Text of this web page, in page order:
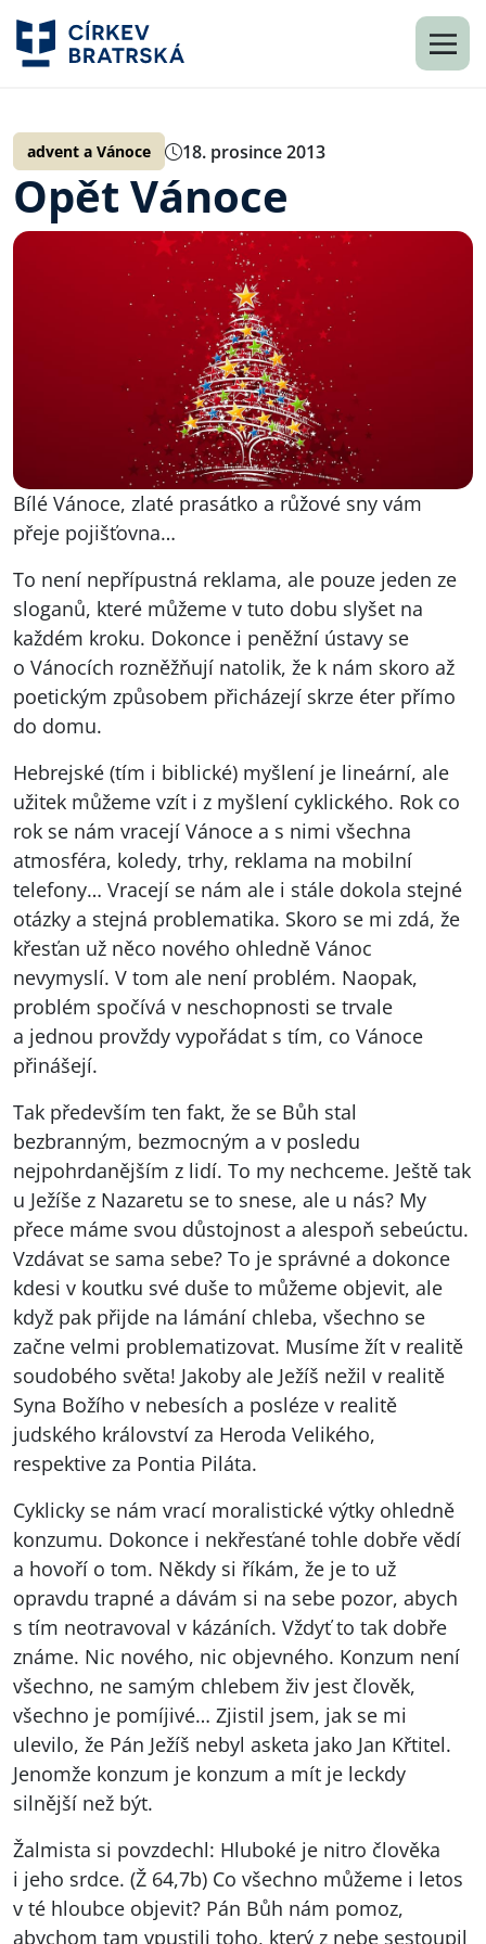
advent a Vánoce 18. prosince 2013
Opět Vánoce
Bílé Vánoce, zlaté prasátko a růžové sny vám
přeje pojišťovna…
To není nepřípustná reklama, ale pouze jeden ze
sloganů, které můžeme v tuto dobu slyšet na
každém kroku. Dokonce i peněžní ústavy se
o Vánocích rozněžňují natolik, že k nám skoro až
poetickým způsobem přicházejí skrze éter přímo
do domu.
Hebrejské (tím i biblické) myšlení je lineární, ale
užitek můžeme vzít i z myšlení cyklického. Rok co
rok se nám vracejí Vánoce a s nimi všechna
atmosféra, koledy, trhy, reklama na mobilní
telefony… Vracejí se nám ale i stále dokola stejné
otázky a stejná problematika. Skoro se mi zdá, že
křesťan už něco nového ohledně Vánoc
nevymyslí. V tom ale není problém. Naopak,
problém spočívá v neschopnosti se trvale
a jednou provždy vypořádat s tím, co Vánoce
přinášejí.
Tak především ten fakt, že se Bůh stal
bezbranným, bezmocným a v posledu
nejpohrdanějším z lidí. To my nechceme. Ještě tak
u Ježíše z Nazaretu se to snese, ale u nás? My
přece máme svou důstojnost a alespoň sebeúctu.
Vzdávat se sama sebe? To je správné a dokonce
kdesi v koutku své duše to můžeme objevit, ale
když pak přijde na lámání chleba, všechno se
začne velmi problematizovat. Musíme žít v realitě
soudobého světa! Jakoby ale Ježíš nežil v realitě
Syna Božího v nebesích a posléze v realitě
judského království za Heroda Velikého,
respektive za Pontia Piláta.
Cyklicky se nám vrací moralistické výtky ohledně
konzumu. Dokonce i nekřesťané tohle dobře vědí
a hovoří o tom. Někdy si říkám, že je to už
opravdu trapné a dávám si na sebe pozor, abych
s tím neotravoval v kázáních. Vždyť to tak dobře
známe. Nic nového, nic objevného. Konzum není
všechno, ne samým chlebem živ jest člověk,
všechno je pomíjivé… Zjistil jsem, jak se mi
ulevilo, že Pán Ježíš nebyl asketa jako Jan Křtitel.
Jenomže konzum je konzum a mít je leckdy
silnější než být.
Žalmista si povzdechl: Hluboké je nitro člověka
i jeho srdce. (Ž 64,7b) Co všechno můžeme i letos
v té hloubce objevit? Pán Bůh nám pomoz,
abychom tam vpustili toho, který z nebe sestoupil